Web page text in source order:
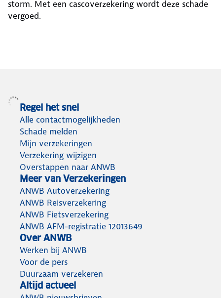
storm. Met een cascoverzekering wordt deze schade
vergoed.
Regel het snel
Alle contactmogelijkheden
Schade melden
Mijn verzekeringen
Verzekering wijzigen
Overstappen naar ANWB
Meer van Verzekeringen
ANWB Autoverzekering
ANWB Reisverzekering
ANWB Fietsverzekering
ANWB AFM-registratie 12013649
Over ANWB
Werken bij ANWB
Voor de pers
Duurzaam verzekeren
Altijd actueel